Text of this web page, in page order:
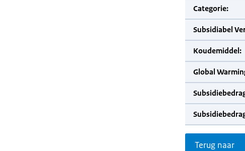
Categorie:
Subsidiabel
Koudemiddel:
Global
Terug naar